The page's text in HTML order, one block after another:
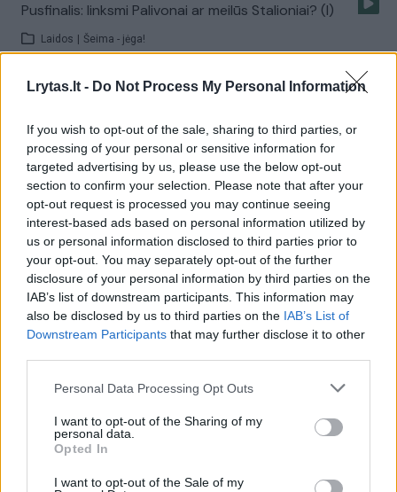
Lrytas.lt - Do Not Process My Personal Information
If you wish to opt-out of the sale, sharing to third parties, or
processing of your personal or sensitive information for
targeted advertising by us, please use the below opt-out
section to confirm your selection. Please note that after your
opt-out request is processed you may continue seeing
interest-based ads based on personal information utilized by
us or personal information disclosed to third parties prior to
your opt-out. You may separately opt-out of the further
disclosure of your personal information by third parties on the
IAB’s list of downstream participants. This information may
also be disclosed by us to third parties on the IAB’s List of
Downstream Participants that may further disclose it to other
Personal Data Processing Opt Outs
I want to opt-out of the Sharing of my
personal data.
Opted In
I want to opt-out of the Sale of my
Pusfinalis: linksmi Palivonai ar meilūs Stalioniai? (I)
Laidos Šeima - jėga!
Laidos | Šeima - jėga!
Šeimų žaidime susitiko Žiogas ir Banginis (II)
Laidos | Šeima - jėga!
Deivis pakraupęs – žmona visiškai jo nepažįsta (I)
Laidos | Šeima - jėga!